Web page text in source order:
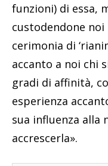
funzioni) di essa,
custodendone
cerimonia di
accanto a noi chi
gradi di affinità,
esperienza
sua influenza alla
accrescerla».